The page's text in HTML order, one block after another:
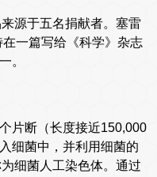
源于五名捐献者。塞雷
一篇写给《科学》杂志
。
片断（长度接近150,000
细菌中，并利用细菌的
细菌人工染色体。通过